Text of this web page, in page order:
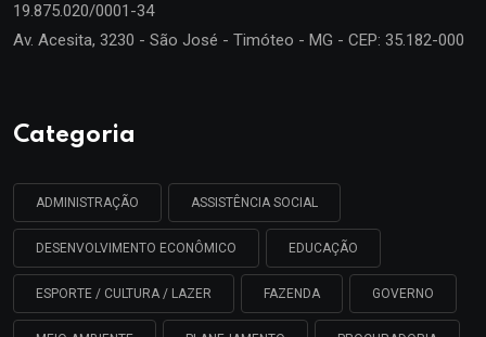
19.875.020/0001-34
Av. Acesita, 3230 - São José - Timóteo - MG - CEP: 35.182-000
Categoria
ADMINISTRAÇÃO ASSISTÊNCIA SOCIAL
DESENVOLVIMENTO ECONÔMICO EDUCAÇÃO
ESPORTE / CULTURA / LAZER FAZENDA GOVERNO